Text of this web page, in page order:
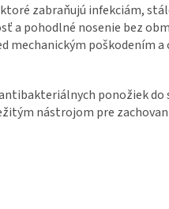
zabraňujú infekciám,
a pohodlné nosenie bez
mechanickým poškodením a
ponožiek
nástrojom pre